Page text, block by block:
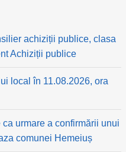
achiziții publice, clasa
Achiziții publice
local în 11.08.2026, ora
urmare a confirmării unui
comunei Hemeiuș